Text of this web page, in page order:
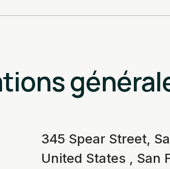
345 Spear Street,
United States , San